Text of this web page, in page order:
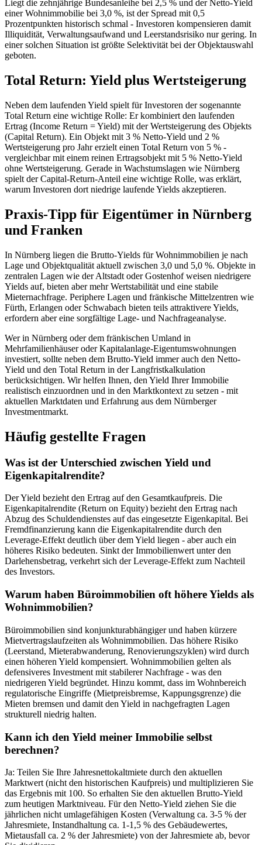
Liegt die zehnjährige Bundesanleihe bei 2,5 % und der Netto-Yield
einer Wohnimmobilie bei 3,0 %, ist der Spread mit 0,5
Prozentpunkten historisch schmal - Investoren kompensieren damit
Illiquidität, Verwaltungsaufwand und Leerstandsrisiko nur gering. In
einer solchen Situation ist größte Selektivität bei der Objektauswahl
geboten.
Total Return: Yield plus Wertsteigerung
Neben dem laufenden Yield spielt für Investoren der sogenannte
Total Return eine wichtige Rolle: Er kombiniert den laufenden
Ertrag (Income Return = Yield) mit der Wertsteigerung des Objekts
(Capital Return). Ein Objekt mit 3 % Netto-Yield und 2 %
Wertsteigerung pro Jahr erzielt einen Total Return von 5 % -
vergleichbar mit einem reinen Ertragsobjekt mit 5 % Netto-Yield
ohne Wertsteigerung. Gerade in Wachstumslagen wie Nürnberg
spielt der Capital-Return-Anteil eine wichtige Rolle, was erklärt,
warum Investoren dort niedrige laufende Yields akzeptieren.
Praxis-Tipp für Eigentümer in Nürnberg
und Franken
In Nürnberg liegen die Brutto-Yields für Wohnimmobilien je nach
Lage und Objektqualität aktuell zwischen 3,0 und 5,0 %. Objekte in
zentralen Lagen wie der Altstadt oder Gostenhof weisen niedrigere
Yields auf, bieten aber mehr Wertstabilität und eine stabile
Mieternachfrage. Periphere Lagen und fränkische Mittelzentren wie
Fürth, Erlangen oder Schwabach bieten teils attraktivere Yields,
erfordern aber eine sorgfältige Lage- und Nachfrageanalyse.
Wer in Nürnberg oder dem fränkischen Umland in
Mehrfamilienhäuser oder Kapitalanlage-Eigentumswohnungen
investiert, sollte neben dem Brutto-Yield immer auch den Netto-
Yield und den Total Return in der Langfristkalkulation
berücksichtigen. Wir helfen Ihnen, den Yield Ihrer Immobilie
realistisch einzuordnen und in den Marktkontext zu setzen - mit
aktuellen Marktdaten und Erfahrung aus dem Nürnberger
Investmentmarkt.
Häufig gestellte Fragen
Was ist der Unterschied zwischen Yield und
Eigenkapitalrendite?
Der Yield bezieht den Ertrag auf den Gesamtkaufpreis. Die
Eigenkapitalrendite (Return on Equity) bezieht den Ertrag nach
Abzug des Schuldendienstes auf das eingesetzte Eigenkapital. Bei
Fremdfinanzierung kann die Eigenkapitalrendite durch den
Leverage-Effekt deutlich über dem Yield liegen - aber auch ein
höheres Risiko bedeuten. Sinkt der Immobilienwert unter den
Darlehensbetrag, verkehrt sich der Leverage-Effekt zum Nachteil
des Investors.
Warum haben Büroimmobilien oft höhere Yields als
Wohnimmobilien?
Büroimmobilien sind konjunkturabhängiger und haben kürzere
Mietvertragslaufzeiten als Wohnimmobilien. Das höhere Risiko
(Leerstand, Mieterabwanderung, Renovierungszyklen) wird durch
einen höheren Yield kompensiert. Wohnimmobilien gelten als
defensiveres Investment mit stabilerer Nachfrage - was den
niedrigeren Yield begründet. Hinzu kommt, dass im Wohnbereich
regulatorische Eingriffe (Mietpreisbremse, Kappungsgrenze) die
Mieten bremsen und damit den Yield in nachgefragten Lagen
strukturell niedrig halten.
Kann ich den Yield meiner Immobilie selbst
berechnen?
Ja: Teilen Sie Ihre Jahresnettokaltmiete durch den aktuellen
Marktwert (nicht den historischen Kaufpreis) und multiplizieren Sie
das Ergebnis mit 100. So erhalten Sie den aktuellen Brutto-Yield
zum heutigen Marktniveau. Für den Netto-Yield ziehen Sie die
jährlichen nicht umlagefähigen Kosten (Verwaltung ca. 3-5 % der
Jahresmiete, Instandhaltung ca. 1-1,5 % des Gebäudewertes,
Mietausfall ca. 2 % der Jahresmiete) von der Jahresmiete ab, bevor